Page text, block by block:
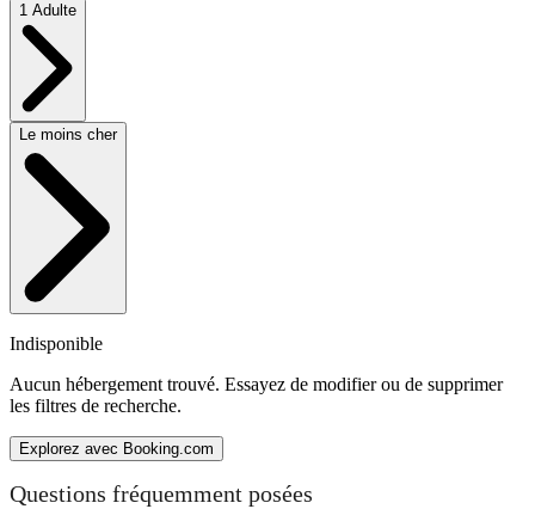
1 Adulte
Le moins cher
Indisponible
Aucun hébergement trouvé. Essayez de modifier ou de supprimer
les filtres de recherche.
Explorez avec Booking.com
Questions fréquemment posées